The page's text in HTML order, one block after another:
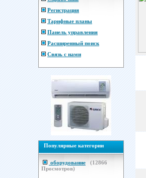
Регистрация
Тарифные планы
Панель управления
Расширенный поиск
Связь с нами
Популярные категории
оборудование (12866
Просмотров)